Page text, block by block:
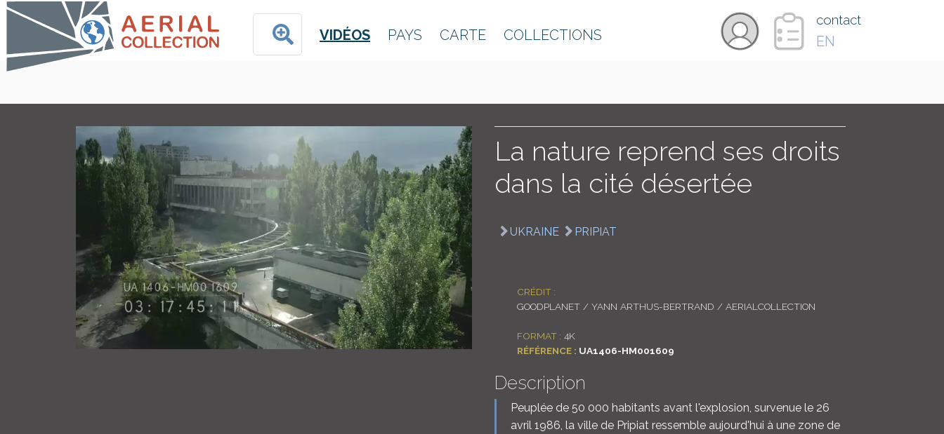
VIDÉOS PAYS CARTE COLLECTIONS
contact
EN
La nature reprend ses droits
dans la cité désertée
UKRAINE PRIPIAT
CRÉDIT :
GOODPLANET / YANN ARTHUS-BERTRAND / AERIALCOLLECTION
FORMAT : 4K
RÉFÉRENCE : UA1406-HM001609
Description
Peuplée de 50 000 habitants avant l'explosion, survenue le 26
avril 1986, la ville de Pripiat ressemble aujourd'hui à une zone de